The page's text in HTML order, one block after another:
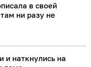
в своей
ни разу не
и наткнулись на